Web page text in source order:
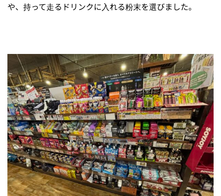
や、持って走るドリンクに入れる粉末を選びました。